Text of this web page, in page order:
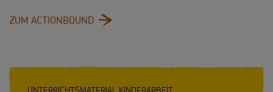
ZUM ACTIONBOUND: